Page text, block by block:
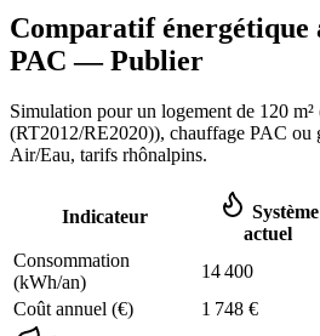
Comparatif énergétique
PAC —Publier
Simulation pour un logement de 120 m²
(RT2012/RE2020)), chauffage PAC ou
Air/Eau, tarifs rhônalpins.
Indicateur
Système
actuel
Consommation
(kWh/an)
14 400
Coût annuel (€)
1 748 €